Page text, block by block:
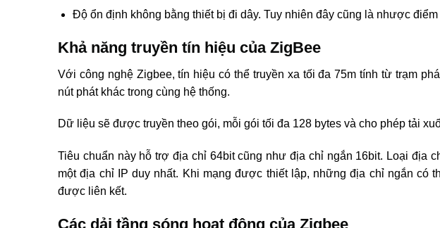
Độ ổn định không bằng thiết bị đi dây. Tuy nhiên đây cũng là nhược
Khả năng truyền tín hiệu của ZigBee
Với công nghệ Zigbee, tín hiệu có thể truyền xa tối đa 75m tính từ trạm
nút phát khác trong cùng hệ thống.
Dữ liệu sẽ được truyền theo gói, mỗi gói tối đa 128 bytes và cho phép tải
Tiêu chuẩn này hỗ trợ địa chỉ 64bit cũng như địa chỉ ngắn 16bit. Loại địa
một địa chỉ IP duy nhất. Khi mạng được thiết lập, những địa chỉ ngắn có
được liên kết.
Các dải tầng sóng hoạt động của Zigbee